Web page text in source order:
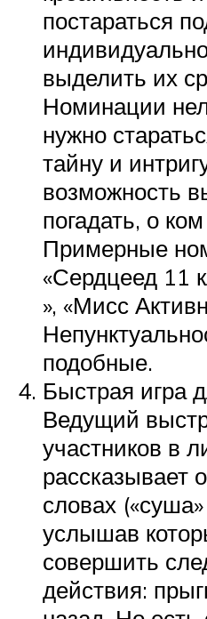
постараться
выделить их
Номинации
нужно
тайну и
возможность
погадать, о
Примерные
«Сердцеед 11
», «Мисс
подобные.
Быстрая игра
Ведущий
участников в
рассказывает
словах
услышав
совершить
действия: